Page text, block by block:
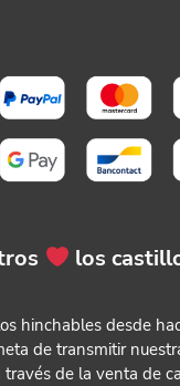
los
hinchables desde
de transmitir
de la venta de